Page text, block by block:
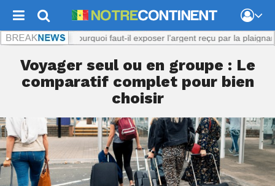
présumé : Pourquoi faut-il exposer l’argent reçu par la plaignante ?
Voyager seul ou en groupe : Le
comparatif complet pour bien
choisir